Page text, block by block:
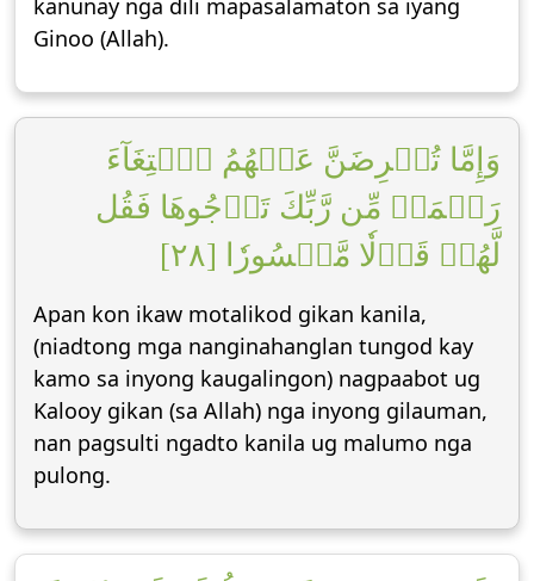
kanunay nga dili mapasalamaton sa iyang
Ginoo (Allah).
وَإِمَّا تُعۡرِضَنَّ عَنۡهُمُ ٱبۡتِغَآءَ
رَحۡمَةٖ مِّن رَّبِّكَ تَرۡجُوهَا فَقُل
لَّهُمۡ قَوۡلٗا مَّيۡسُورٗا [٢٨]
Apan kon ikaw motalikod gikan kanila,
(niadtong mga nanginahanglan tungod kay
kamo sa inyong kaugalingon) nagpaabot ug
Kalooy gikan (sa Allah) nga inyong gilauman,
nan pagsulti ngadto kanila ug malumo nga
pulong.